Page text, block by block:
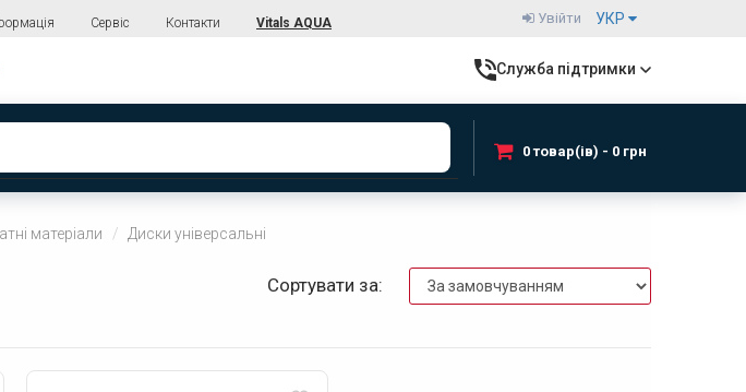
Сервіс Контакти Vitals AQUA УКР
Увійти
Служба підтримки
0 товар(ів) - 0 грн
матеріали Диски універсальні
Сортувати за: